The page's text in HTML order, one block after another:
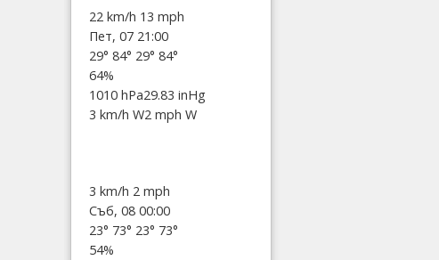
22 km/h 13 mph
Пет, 07 21:00
29° 84° 29° 84°
64%
1010 hPa29.83 inHg
3 km/h W2 mph W
3 km/h 2 mph
Съб, 08 00:00
23° 73° 23° 73°
54%